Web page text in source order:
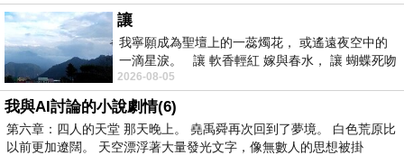
讓
我寧願成為聖壇上的一蕊燭花， 或遙遠夜空中的
一滴星淚。 讓 軟香輕紅 嫁與春水， 讓 蝴蝶死吻
夏日最後一瓣玫瑰， 讓
2026-08-05
我與AI討論的小說劇情(6)
第六章：四人的天堂 那天晚上。 堯禹舜再次回到了夢境。 白色荒原比
以前更加遼闊。 天空漂浮著大量發光文字，像無數人的思想被掛